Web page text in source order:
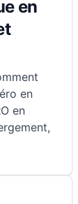
en
en
en